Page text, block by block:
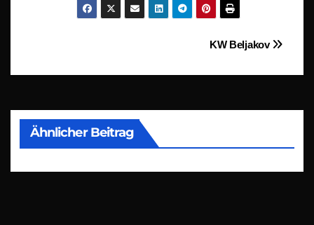
BeitragsnavigationKW Beljakov
Ähnlicher Beitrag